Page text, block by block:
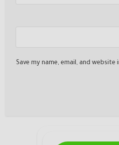
Save my name, email, and